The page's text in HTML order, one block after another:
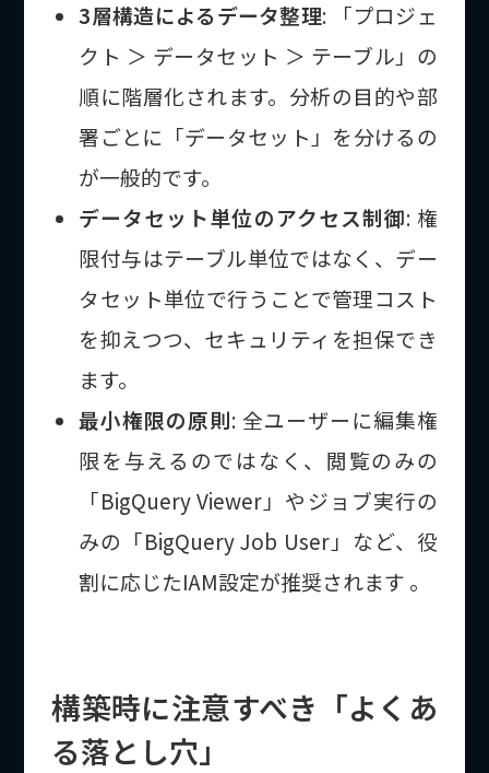
3層構造によるデータ整理: 「プロジェ
クト ＞ データセット ＞ テーブル」の
順に階層化されます。分析の目的や部
署ごとに「データセット」を分けるの
が一般的です。
データセット単位のアクセス制御: 権
限付与はテーブル単位ではなく、デー
タセット単位で行うことで管理コスト
を抑えつつ、セキュリティを担保でき
ます。
最小権限の原則: 全ユーザーに編集権
限を与えるのではなく、閲覧のみの
「BigQuery Viewer」やジョブ実行の
みの「BigQuery Job User」など、役
割に応じたIAM設定が推奨されます 。
構築時に注意すべき「よくあ
る落とし穴」